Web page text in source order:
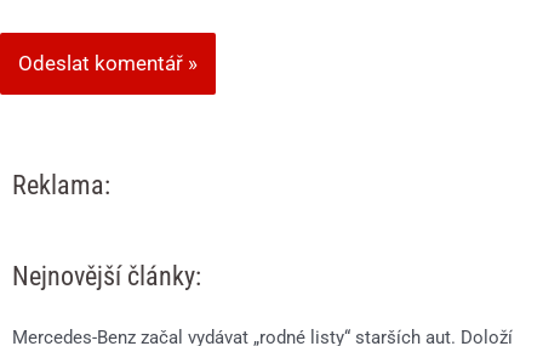
Reklama:
Nejnovější články:
Mercedes-Benz začal vydávat „rodné listy“ starších aut. Doloží